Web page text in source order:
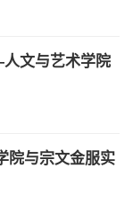
文与艺术学院
与宗文金服实